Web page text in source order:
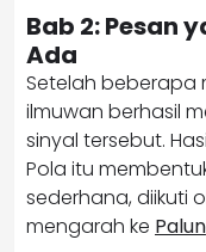
Bab 2: Pesan
Ada
Setelah beberapa
ilmuwan berhasil
sinyal tersebut.
Pola itu
sederhana, diikuti
mengarah ke